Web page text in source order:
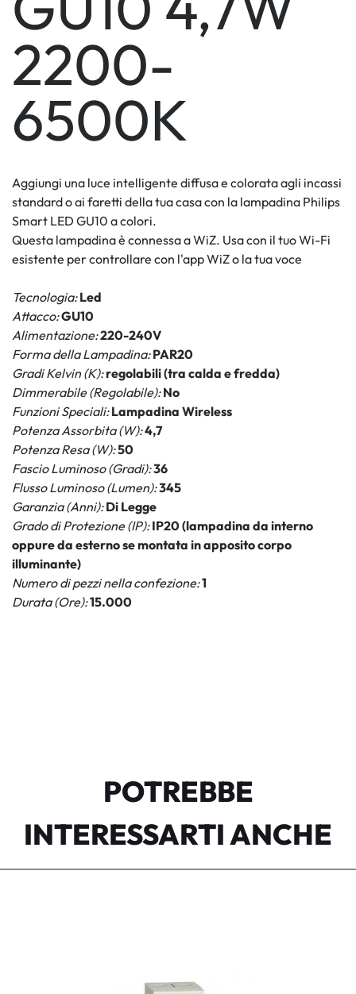
2200-
6500K
Aggiungi una luce intelligente diffusa e colorata agli incassi
standard o ai faretti della tua casa con la lampadina Philips
Smart LED GU10 a colori.
Questa lampadina è connessa a WiZ. Usa con il tuo Wi-Fi
esistente per controllare con l'app WiZ o la tua voce
Tecnologia: Led
Attacco:GU10
Alimentazione:220-240V
Forma della Lampadina: PAR20
Gradi Kelvin (K):regolabili (tra calda e fredda)
Dimmerabile (Regolabile): No
Funzioni Speciali: Lampadina Wireless
Potenza Assorbita (W):4,7
Potenza Resa (W):50
Fascio Luminoso (Gradi):36
Flusso Luminoso (Lumen):345
Garanzia (Anni): Di Legge
Grado di Protezione (IP): IP20 (lampadina da interno
oppure da esterno se montata in apposito corpo
illuminante)
Numero di pezzi nella confezione:1
Durata (Ore):15.000
POTREBBE
INTERESSARTI ANCHE